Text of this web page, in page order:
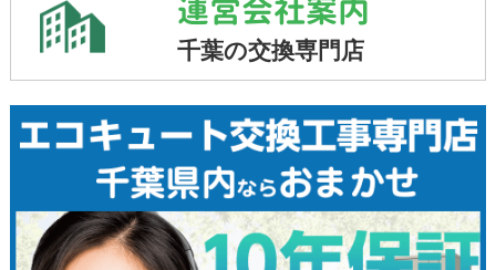
運営会社案内
千葉の交換専門店